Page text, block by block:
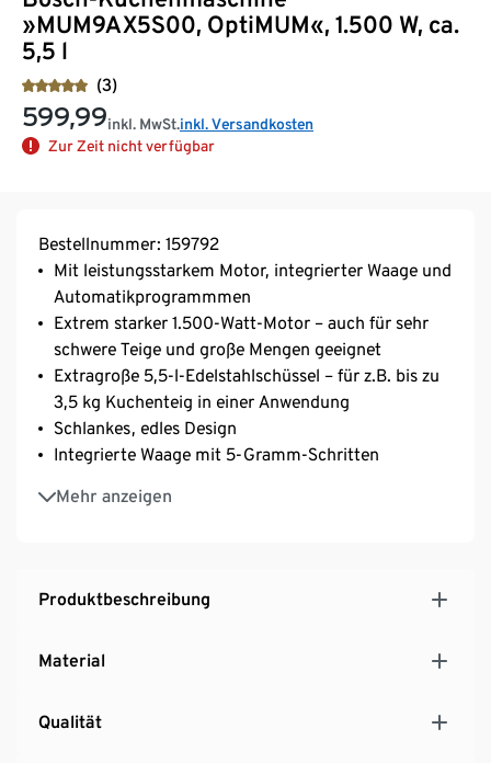
»MUM9AX5S00, OptiMUM«, 1.500 W, ca.
5,5 l
(3)
599,99inkl. MwSt.inkl. Versandkosten
Zur Zeit nicht verfügbar
Bestellnummer: 159792
Mit leistungsstarkem Motor, integrierter Waage und
Automatikprogrammmen
Extrem starker 1.500-Watt-Motor – auch für sehr
schwere Teige und große Mengen geeignet
Extragroße 5,5-l-Edelstahlschüssel – für z.B. bis zu
3,5 kg Kuchenteig in einer Anwendung
Schlankes, edles Design
Integrierte Waage mit 5-Gramm-Schritten
Mehr anzeigen
Mit Timer: Rührzeit individuell einstellbar
SensorControl-Plus: Automatikprogramme für Teig,
7 Geschwindigkeitsstufen: schnelle Zubereitung mit
7 Geschwindigkeiten und Momentstufe für
EasyArmLift: einfaches und müheloses Bewegen
Automatische Kabelaufwicklung: einfache, schnelle
Produktbeschreibung
Material
Qualität